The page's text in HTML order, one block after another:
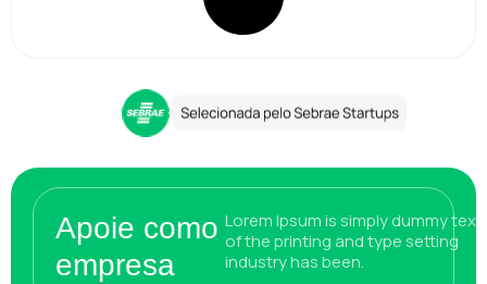
Apoie como
empresa
Lorem Ipsum is simply dummy text
of the printing and type setting
industry has been.